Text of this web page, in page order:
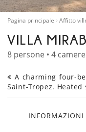
Pagina principale Affitto
VILLA
8 persone • 4 camere
A charming four-
Saint-Tropez.
INFORMAZIONI